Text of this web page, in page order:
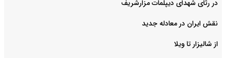
در رثای شهدای دیپلمات مزارشریف
نقش ایران در معادله جدید
از شالیزار تا ویلا